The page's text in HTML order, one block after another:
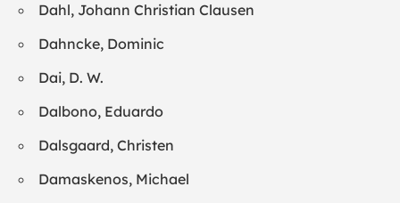
Dahl, Johann Christian Clausen
Dahncke, Dominic
Dai, D. W.
Dalbono, Eduardo
Dalsgaard, Christen
Damaskenos, Michael